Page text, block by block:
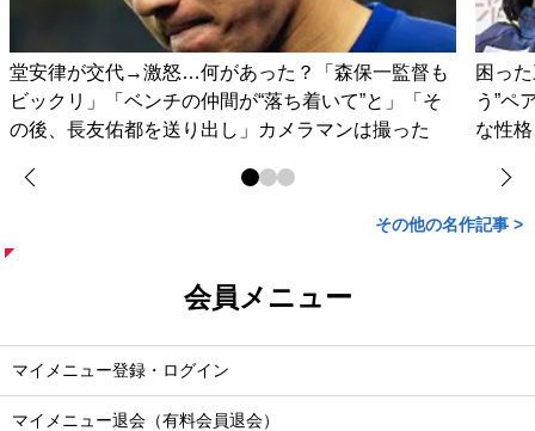
堂安律が交代→激怒…何があった？「森保一監督も
ビックリ」「ベンチの仲間が“落ち着いて”と」「そ
の後、長友佑都を送り出し」カメラマンは撮った
困っ
う”ペ
な性
その他の名作記事 >
会員メニュー
マイメニュー登録・ログイン
マイメニュー退会（有料会員退会）